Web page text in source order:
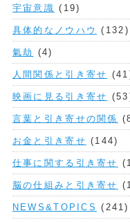
宇宙意識 (19)
具体的なノウハウ (132)
氣劫 (4)
人間関係と引き寄せ
映画に見る引き寄せ
言葉と引き寄せの関係
お金と引き寄せ (144)
仕事に関する引き寄せ
脳の仕組みと引き寄せ
NEWS&TOPICS (241)